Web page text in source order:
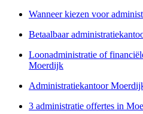
Wanneer kiezen voor
Betaalbaar
Loonadministratie of
Moerdijk
Administratiekantoor
3 administratie offertes in